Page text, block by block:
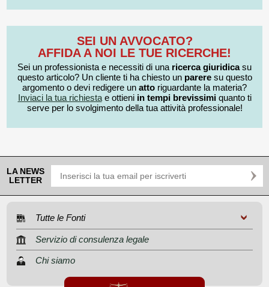
SEI UN AVVOCATO?
AFFIDA A NOI LE TUE RICERCHE!
Sei un professionista e necessiti di una ricerca giuridicasu
questo articolo? Un cliente ti ha chiesto un pareresu questo
argomento o devi redigere un atto riguardante la materia?
Inviaci la tua richiestae ottieni in tempi brevissimiquanto ti
serve per lo svolgimento della tua attività professionale!
LA NEWS
LETTER
Tutte le Fonti
Servizio di consulenza legale
Chi siamo